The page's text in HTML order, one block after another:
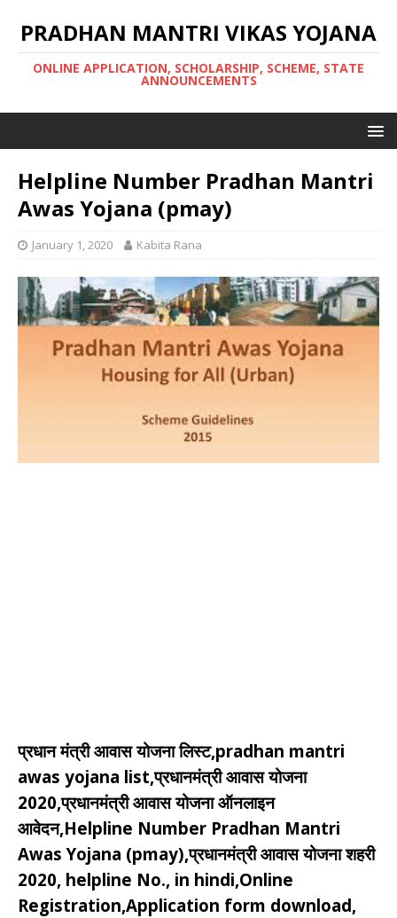
PRADHAN MANTRI VIKAS YOJANA
ONLINE APPLICATION, SCHOLARSHIP, SCHEME, STATE
ANNOUNCEMENTS
Helpline Number Pradhan Mantri
Awas Yojana (pmay)
January 1, 2020 Kabita Rana
प्रधान मंत्री आवास योजना लिस्ट,pradhan mantri
awas yojana list,प्रधानमंत्री आवास योजना
2020,प्रधानमंत्री आवास योजना ऑनलाइन
आवेदन,Helpline Number Pradhan Mantri
Awas Yojana (pmay),प्रधानमंत्री आवास योजना शहरी
2020, helpline No., in hindi,Online
Registration,Application form download,